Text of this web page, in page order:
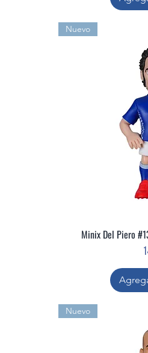
Nuevo
Minix Del Piero
Nuevo